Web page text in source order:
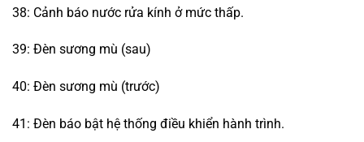
38: Cảnh báo nước rửa kính ở mức thấp.
39: Đèn sương mù (sau)
40: Đèn sương mù (trước)
41: Đèn báo bật hệ thống điều khiển hành trình.